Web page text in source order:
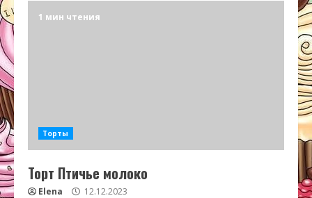
1 мин чтения
Торты
Торт Птичье молоко
Elena 12.12.2023